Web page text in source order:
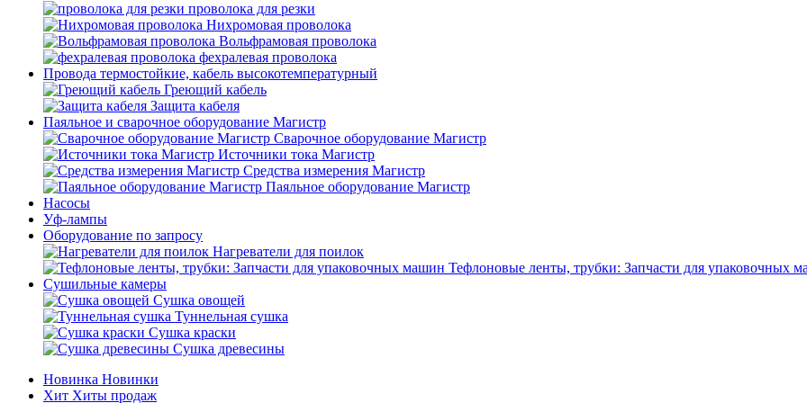
проволока для резки
Нихромовая проволока
Вольфрамовая проволока
фехралевая проволока
Провода термостойкие, кабель высокотемпературный
Греющий кабель
Защита кабеля
Паяльное и сварочное оборудование Магистр
Сварочное оборудование Магистр
Источники тока Магистр
Средства измерения Магистр
Паяльное оборудование Магистр
Насосы
Уф-лампы
Оборудование по запросу
Нагреватели для поилок
Тефлоновые ленты, трубки: Запчасти для упаковочных
Сушильные камеры
Сушка овощей
Туннельная сушка
Сушка краски
Сушка древесины
Новинка Новинки
Хит Хиты продаж